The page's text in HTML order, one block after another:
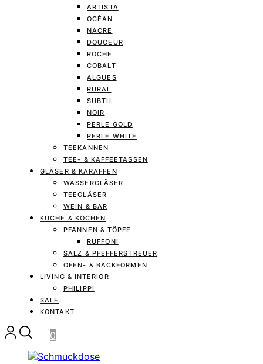
ARTISTA
OCÉAN
NACRE
DOUCEUR
ROCHE
COBALT
ALGUES
RURAL
SUBTIL
NOIR
PERLE GOLD
PERLE WHITE
TEEKANNEN
TEE- & KAFFEETASSEN
GLÄSER & KARAFFEN
WASSERGLÄSER
TEEGLÄSER
WEIN & BAR
KÜCHE & KOCHEN
PFANNEN & TÖPFE
RUFFONI
SALZ & PFEFFERSTREUER
OFEN- & BACKFORMEN
LIVING & INTERIOR
PHILIPPI
SALE
KONTAKT
0